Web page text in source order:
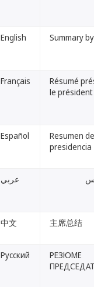
English Summary
Français
Résumé
le président
Español
Resumen
presidencia
عربي
中文 主席总结
Русский
РЕЗЮМЕ